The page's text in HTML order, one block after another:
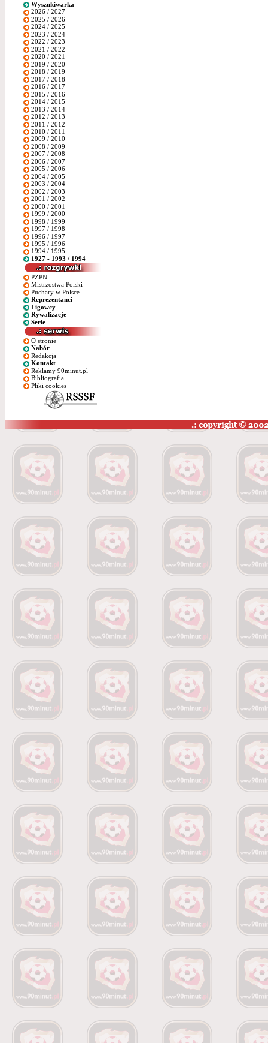
Wyszukiwarka
2026 / 2027
2025 / 2026
2024 / 2025
2023 / 2024
2022 / 2023
2021 / 2022
2020 / 2021
2019 / 2020
2018 / 2019
2017 / 2018
2016 / 2017
2015 / 2016
2014 / 2015
2013 / 2014
2012 / 2013
2011 / 2012
2010 / 2011
2009 / 2010
2008 / 2009
2007 / 2008
2006 / 2007
2005 / 2006
2004 / 2005
2003 / 2004
2002 / 2003
2001 / 2002
2000 / 2001
1999 / 2000
1998 / 1999
1997 / 1998
1996 / 1997
1995 / 1996
1994 / 1995
1927 - 1993 / 1994
PZPN
Mistrzostwa Polski
Puchary w Polsce
Reprezentanci
Ligowcy
Rywalizacje
Serie
O stronie
Nabór
Redakcja
Kontakt
Reklamy 90minut.pl
Bibliografia
Pliki cookies